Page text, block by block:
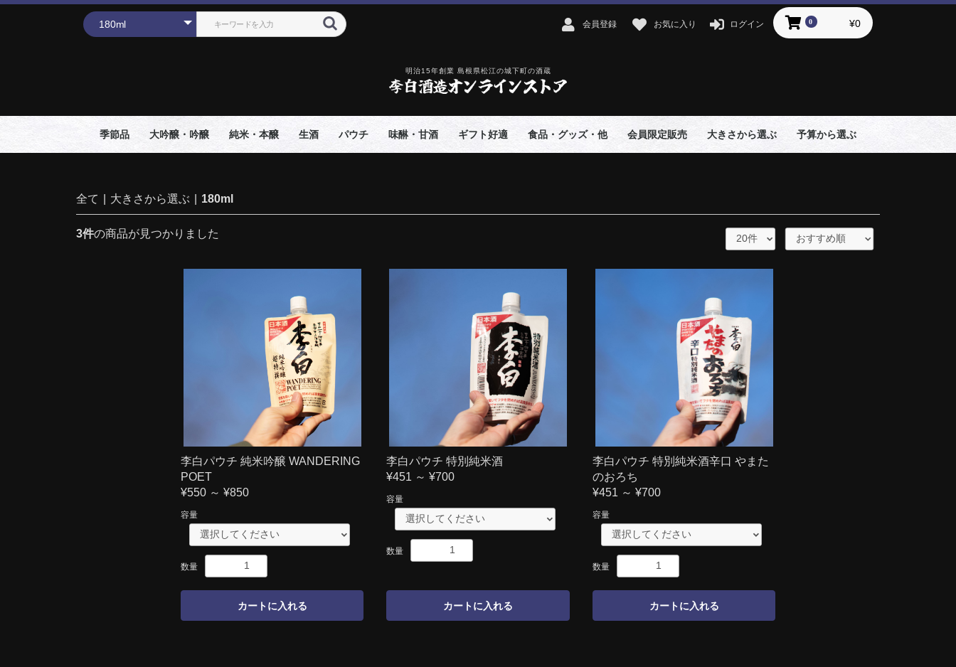
会員登録 お気に入り ログイン 0 ¥0
明治15年創業 島根県松江の城下町の酒蔵
季節品 大吟醸・吟醸 純米・本醸 生酒 パウチ 味醂・甘酒 ギフト好適 食品・グッズ・他 会員限定販売 大きさから選ぶ 予算から選ぶ
全て 大きさから選ぶ 180ml
3件の商品が見つかりました
李白パウチ 純米吟醸 WANDERING
POET
¥550 ～ ¥850
容量
数量
カートに入れる
李白パウチ 特別純米酒
¥451 ～ ¥700
容量
数量
カートに入れる
李白パウチ 特別純米酒辛口 やまた
のおろち
¥451 ～ ¥700
容量
数量
カートに入れる